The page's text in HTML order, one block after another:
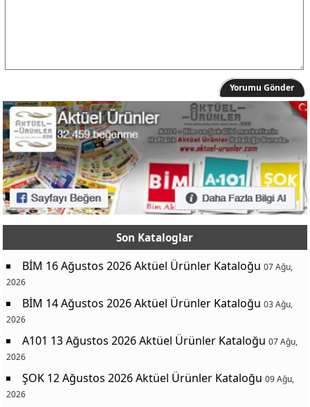
Yorumu Gönder
Son Kataloglar
BİM 16 Ağustos 2026 Aktüel Ürünler Kataloğu 07 Ağu,
2026
BİM 14 Ağustos 2026 Aktüel Ürünler Kataloğu 03 Ağu,
2026
A101 13 Ağustos 2026 Aktüel Ürünler Kataloğu 07 Ağu,
2026
ŞOK 12 Ağustos 2026 Aktüel Ürünler Kataloğu 09 Ağu,
2026